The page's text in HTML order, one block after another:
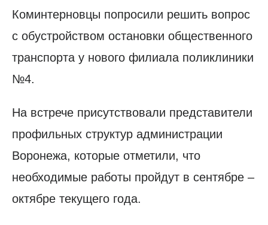
Коминтерновцы попросили решить вопрос
с обустройством остановки общественного
транспорта у нового филиала поликлиники
№4.
На встрече присутствовали представители
профильных структур администрации
Воронежа, которые отметили, что
необходимые работы пройдут в сентябре –
октябре текущего года.